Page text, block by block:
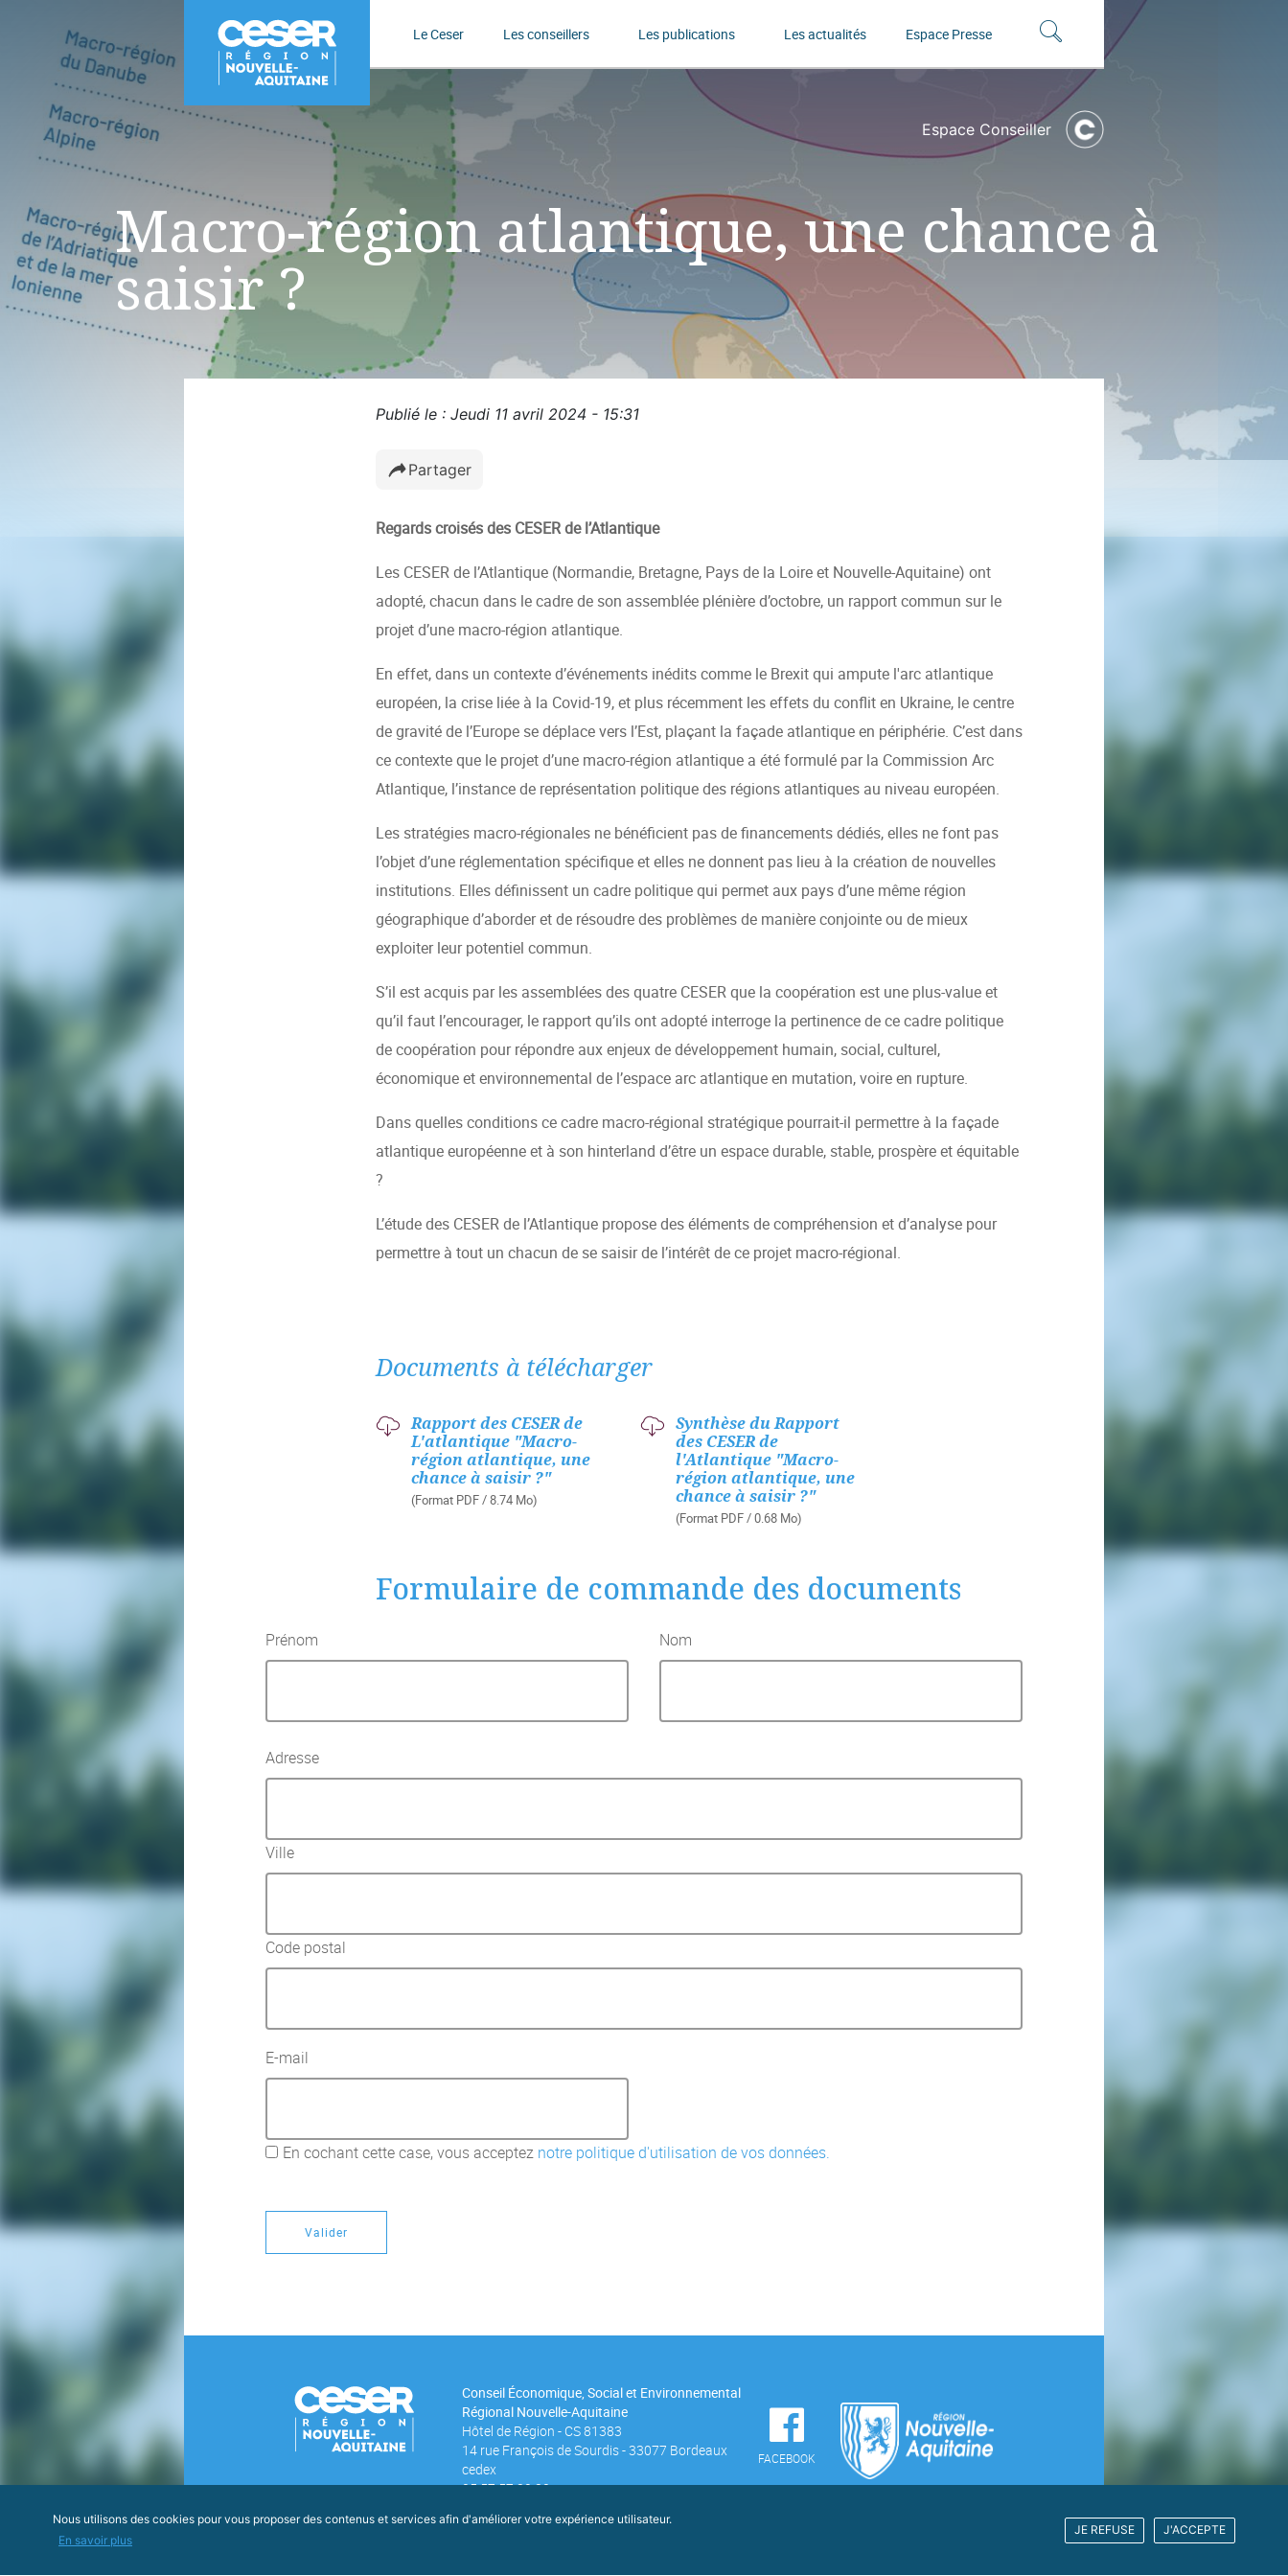
Le Ceser Les conseillers Les publications Les actualités Espace Presse
Macro-région atlantique, une chance à
saisir ?
Espace Conseiller
Publié le : Jeudi 11 avril 2024 - 15:31
Partager
Regards croisés des CESER de l’Atlantique
Les CESER de l’Atlantique (Normandie, Bretagne, Pays de la Loire et Nouvelle-Aquitaine) ont
adopté, chacun dans le cadre de son assemblée plénière d’octobre, un rapport commun sur le
projet d’une macro-région atlantique.
En effet, dans un contexte d’événements inédits comme le Brexit qui ampute l'arc atlantique
européen, la crise liée à la Covid-19, et plus récemment les effets du conflit en Ukraine, le centre
de gravité de l’Europe se déplace vers l’Est, plaçant la façade atlantique en périphérie. C’est dans
ce contexte que le projet d’une macro-région atlantique a été formulé par la Commission Arc
Atlantique, l’instance de représentation politique des régions atlantiques au niveau européen.
Les stratégies macro-régionales ne bénéficient pas de financements dédiés, elles ne font pas
l’objet d’une réglementation spécifique et elles ne donnent pas lieu à la création de nouvelles
institutions. Elles définissent un cadre politique qui permet aux pays d’une même région
géographique d’aborder et de résoudre des problèmes de manière conjointe ou de mieux
exploiter leur potentiel commun.
S’il est acquis par les assemblées des quatre CESER que la coopération est une plus-value et
qu’il faut l’encourager, le rapport qu’ils ont adopté interroge la pertinence de ce cadre politique
de coopération pour répondre aux enjeux de développement humain, social, culturel,
économique et environnemental de l’espace arc atlantique en mutation, voire en rupture.
Dans quelles conditions ce cadre macro-régional stratégique pourrait-il permettre à la façade
atlantique européenne et à son hinterland d’être un espace durable, stable, prospère et équitable
?
L’étude des CESER de l’Atlantique propose des éléments de compréhension et d’analyse pour
permettre à tout un chacun de se saisir de l’intérêt de ce projet macro-régional.
Documents à télécharger
Rapport des CESER de
L'atlantique "Macro-
région atlantique, une
chance à saisir ?"
(Format PDF / 8.74 Mo)
Synthèse du Rapport
des CESER de
l'Atlantique "Macro-
région atlantique, une
chance à saisir ?"
(Format PDF / 0.68 Mo)
Formulaire de commande des documents
Prénom Nom
Adresse
Adresse
Ville
Code postal
E-mail
En cochant cette case, vous acceptez notre politique d'utilisation de vos données.
Valider
Conseil Économique, Social et Environnemental
Régional Nouvelle-Aquitaine
Hôtel de Région - CS 81383
14 rue François de Sourdis - 33077 Bordeaux
cedex
05 57 57 80 80
FACEBOOK
Nous utilisons des cookies pour vous proposer des contenus et services afin d'améliorer votre expérience utilisateur.
En savoir plus
JE REFUSE J'ACCEPTE